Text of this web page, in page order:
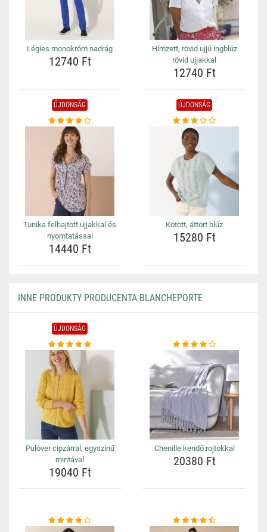
Légies monokróm nadrág
12740 Ft
Hímzett, rövid ujjú ingblúz
rövid ujjakkal
12740 Ft
ÚJDONSÁG
Tunika felhajtott ujjakkal és
nyomtatással
14440 Ft
ÚJDONSÁG
Kötött, áttört blúz
15280 Ft
INNE PRODUKTY PRODUCENTA BLANCHEPORTE
ÚJDONSÁG
Pulóver cipzárral, egyszínű
mintával
19040 Ft
Chenille kendő rojtokkal
20380 Ft